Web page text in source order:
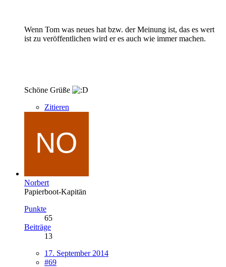
Wenn Tom was neues hat bzw. der Meinung ist, das es wert
ist zu veröffentlichen wird er es auch wie immer machen.
Schöne Grüße
Zitieren
Norbert
Papierboot-Kapitän
Punkte
65
Beiträge
13
17. September 2014
#69